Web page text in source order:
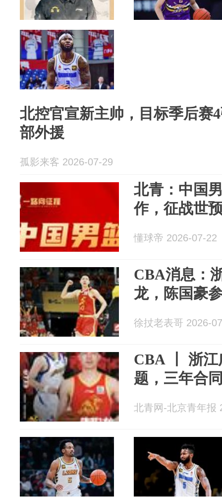
北控官宣新主帅，目标季后赛
部外援
孤影来客 2026-07-29
北青：中国
作，征战世
懂球帝 2026-07-22
CBA消息：
龙，陈国豪
徐扙老表哥 2026-
CBA 丨 浙
题，三年合
北青网-北京青年报